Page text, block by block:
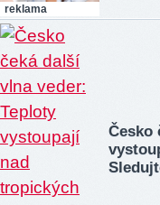
reklama
Česko